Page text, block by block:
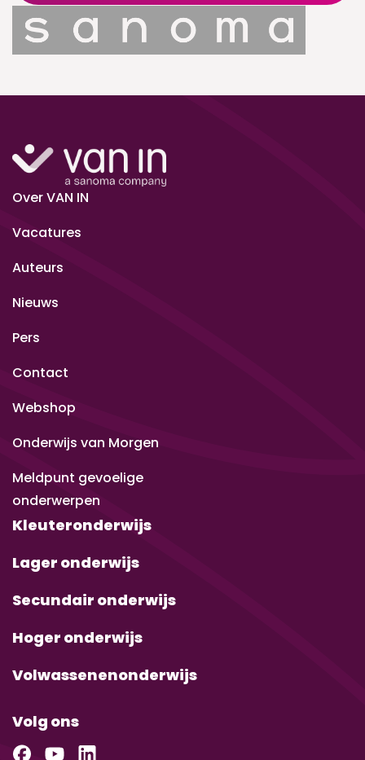
Over VAN IN
Vacatures
Auteurs
Nieuws
Pers
Contact
Webshop
Onderwijs van Morgen
Meldpunt gevoelige
onderwerpen
Kleuteronderwijs
Lager onderwijs
Secundair onderwijs
Hoger onderwijs
Volwassenenonderwijs
Volg ons